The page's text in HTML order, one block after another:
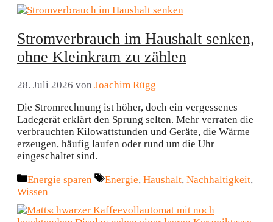
Stromverbrauch im Haushalt senken,
ohne Kleinkram zu zählen
28. Juli 2026 von Joachim Rügg
Die Stromrechnung ist höher, doch ein vergessenes
Ladegerät erklärt den Sprung selten. Mehr verraten die
verbrauchten Kilowattstunden und Geräte, die Wärme
erzeugen, häufig laufen oder rund um die Uhr
eingeschaltet sind.
Kategorien
Energie sparen Schlagwörter
Energie, Haushalt, Nachhaltigkeit,
Wissen